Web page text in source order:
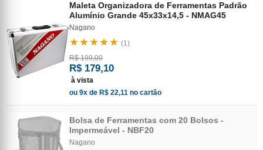
Maleta Organizadora de Ferramentas Padrão
Alumínio Grande 45x33x14,5 - NMAG45
Nagano
★★★★★ (1)
R$ 199,00
R$ 179,10
à vista
ou 9x de R$ 22,11 no cartão
Bolsa de Ferramentas com 20 Bolsos -
Impermeável - NBF20
Nagano